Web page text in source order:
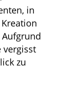
in
vergisst
zu